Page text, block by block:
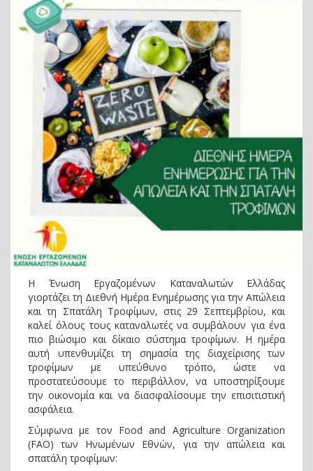
Η Ένωση Εργαζομένων Καταναλωτών Ελλάδας
γιορτάζει τη Διεθνή Ημέρα Ενημέρωσης για την Απώλεια
και τη Σπατάλη Τροφίμων, στις 29 Σεπτεμβρίου, και
καλεί όλους τους καταναλωτές να συμβάλουν για ένα
πιο βιώσιμο και δίκαιο σύστημα τροφίμων. Η ημέρα
αυτή υπενθυμίζει τη σημασία της διαχείρισης των
τροφίμων με υπεύθυνο τρόπο, ώστε να
προστατεύσουμε το περιβάλλον, να υποστηρίξουμε
την οικονομία και να διασφαλίσουμε την επισιτιστική
ασφάλεια.
Σύμφωνα με τον Food and Agriculture Organization
(FAO) των Ηνωμένων Εθνών, για την απώλεια και
σπατάλη τροφίμων: